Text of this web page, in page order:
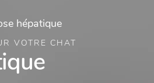
hépatique
VOTRE CHAT